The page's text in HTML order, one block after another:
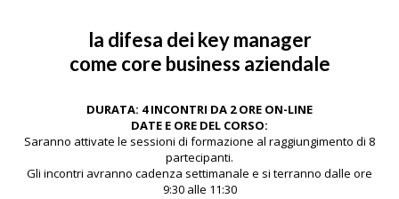
la difesa dei key manager
come core business aziendale
DURATA: 4 INCONTRI DA 2 ORE ON-LINE
DATE E ORE DEL CORSO:
Saranno attivate le sessioni di formazione al raggiungimento di 8
partecipanti.
Gli incontri avranno cadenza settimanale e si terranno dalle ore
9:30 alle 11:30